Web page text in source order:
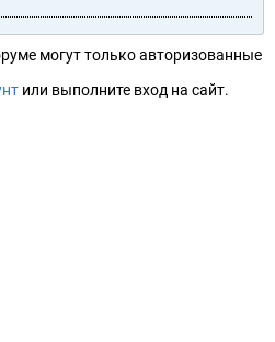
могут только авторизованные
или выполните вход на сайт.